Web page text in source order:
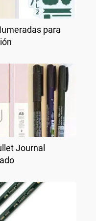
para
Journal